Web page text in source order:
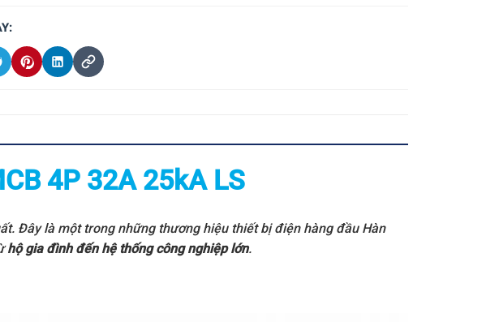
4P 32A 25kA LS
Đây là một trong những thương hiệu thiết bị điện hàng đầu Hàn
hộ gia đình đến hệ thống công nghiệp lớn.